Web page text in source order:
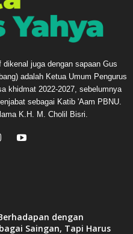
juga dengan sapaan Gus
adalah Ketua Umum Pengurus
khidmat 2022-2027, sebelumnya
sebagai Katib 'Aam PBNU.
K.H. M. Cholil Bisri.
dengan
Saingan, Tapi Harus